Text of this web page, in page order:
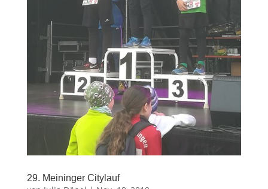
29. Meininger Citylauf